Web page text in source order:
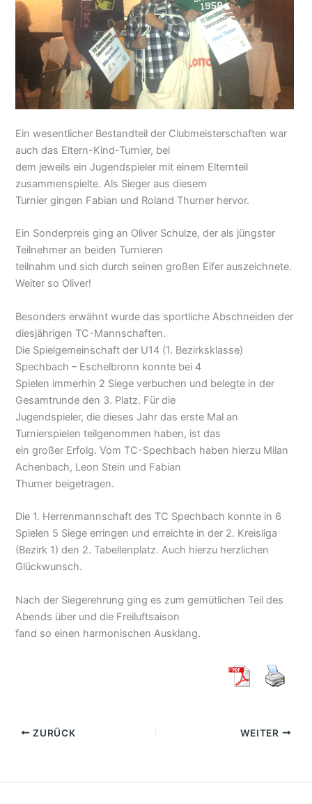
Ein wesentlicher Bestandteil der Clubmeisterschaften war
auch das Eltern-Kind-Turnier, bei
dem jeweils ein Jugendspieler mit einem Elternteil
zusammenspielte. Als Sieger aus diesem
Turnier gingen Fabian und Roland Thurner hervor.
Ein Sonderpreis ging an Oliver Schulze, der als jüngster
Teilnehmer an beiden Turnieren
teilnahm und sich durch seinen großen Eifer auszeichnete.
Weiter so Oliver!
Besonders erwähnt wurde das sportliche Abschneiden der
diesjährigen TC-Mannschaften.
Die Spielgemeinschaft der U14 (1. Bezirksklasse)
Spechbach – Eschelbronn konnte bei 4
Spielen immerhin 2 Siege verbuchen und belegte in der
Gesamtrunde den 3. Platz. Für die
Jugendspieler, die dieses Jahr das erste Mal an
Turnierspielen teilgenommen haben, ist das
ein großer Erfolg. Vom TC-Spechbach haben hierzu Milan
Achenbach, Leon Stein und Fabian
Thurner beigetragen.
Die 1. Herrenmannschaft des TC Spechbach konnte in 6
Spielen 5 Siege erringen und erreichte in der 2. Kreisliga
(Bezirk 1) den 2. Tabellenplatz. Auch hierzu herzlichen
Glückwunsch.
Nach der Siegerehrung ging es zum gemütlichen Teil des
Abends über und die Freiluftsaison
fand so einen harmonischen Ausklang.
ZURÜCK WEITER